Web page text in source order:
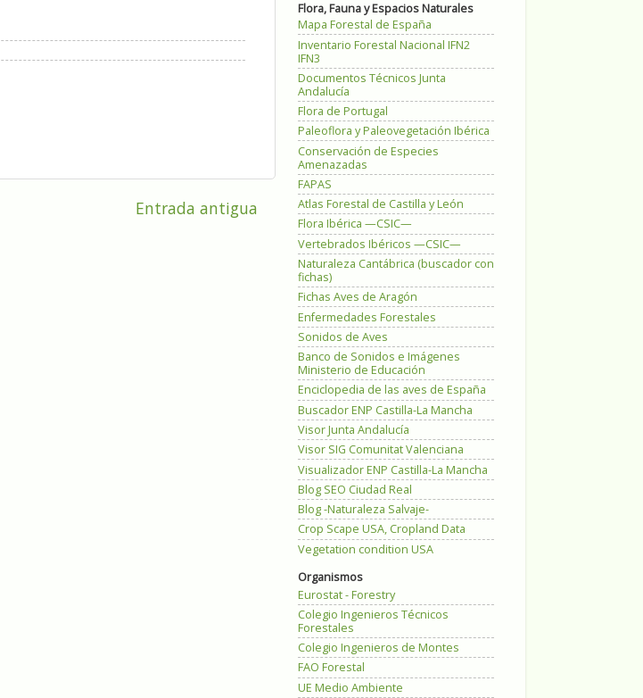
Entrada antigua
Flora, Fauna y Espacios Naturales
Mapa Forestal de España
Inventario Forestal Nacional IFN2
IFN3
Documentos Técnicos Junta
Andalucía
Flora de Portugal
Paleoflora y Paleovegetación Ibérica
Conservación de Especies
Amenazadas
FAPAS
Atlas Forestal de Castilla y León
Flora Ibérica —CSIC—
Vertebrados Ibéricos —CSIC—
Naturaleza Cantábrica (buscador con
fichas)
Fichas Aves de Aragón
Enfermedades Forestales
Sonidos de Aves
Banco de Sonidos e Imágenes
Ministerio de Educación
Enciclopedia de las aves de España
Buscador ENP Castilla-La Mancha
Visor Junta Andalucía
Visor SIG Comunitat Valenciana
Visualizador ENP Castilla-La Mancha
Blog SEO Ciudad Real
Blog -Naturaleza Salvaje-
Crop Scape USA, Cropland Data
Vegetation condition USA
Organismos
Eurostat - Forestry
Colegio Ingenieros Técnicos
Forestales
Colegio Ingenieros de Montes
FAO Forestal
UE Medio Ambiente